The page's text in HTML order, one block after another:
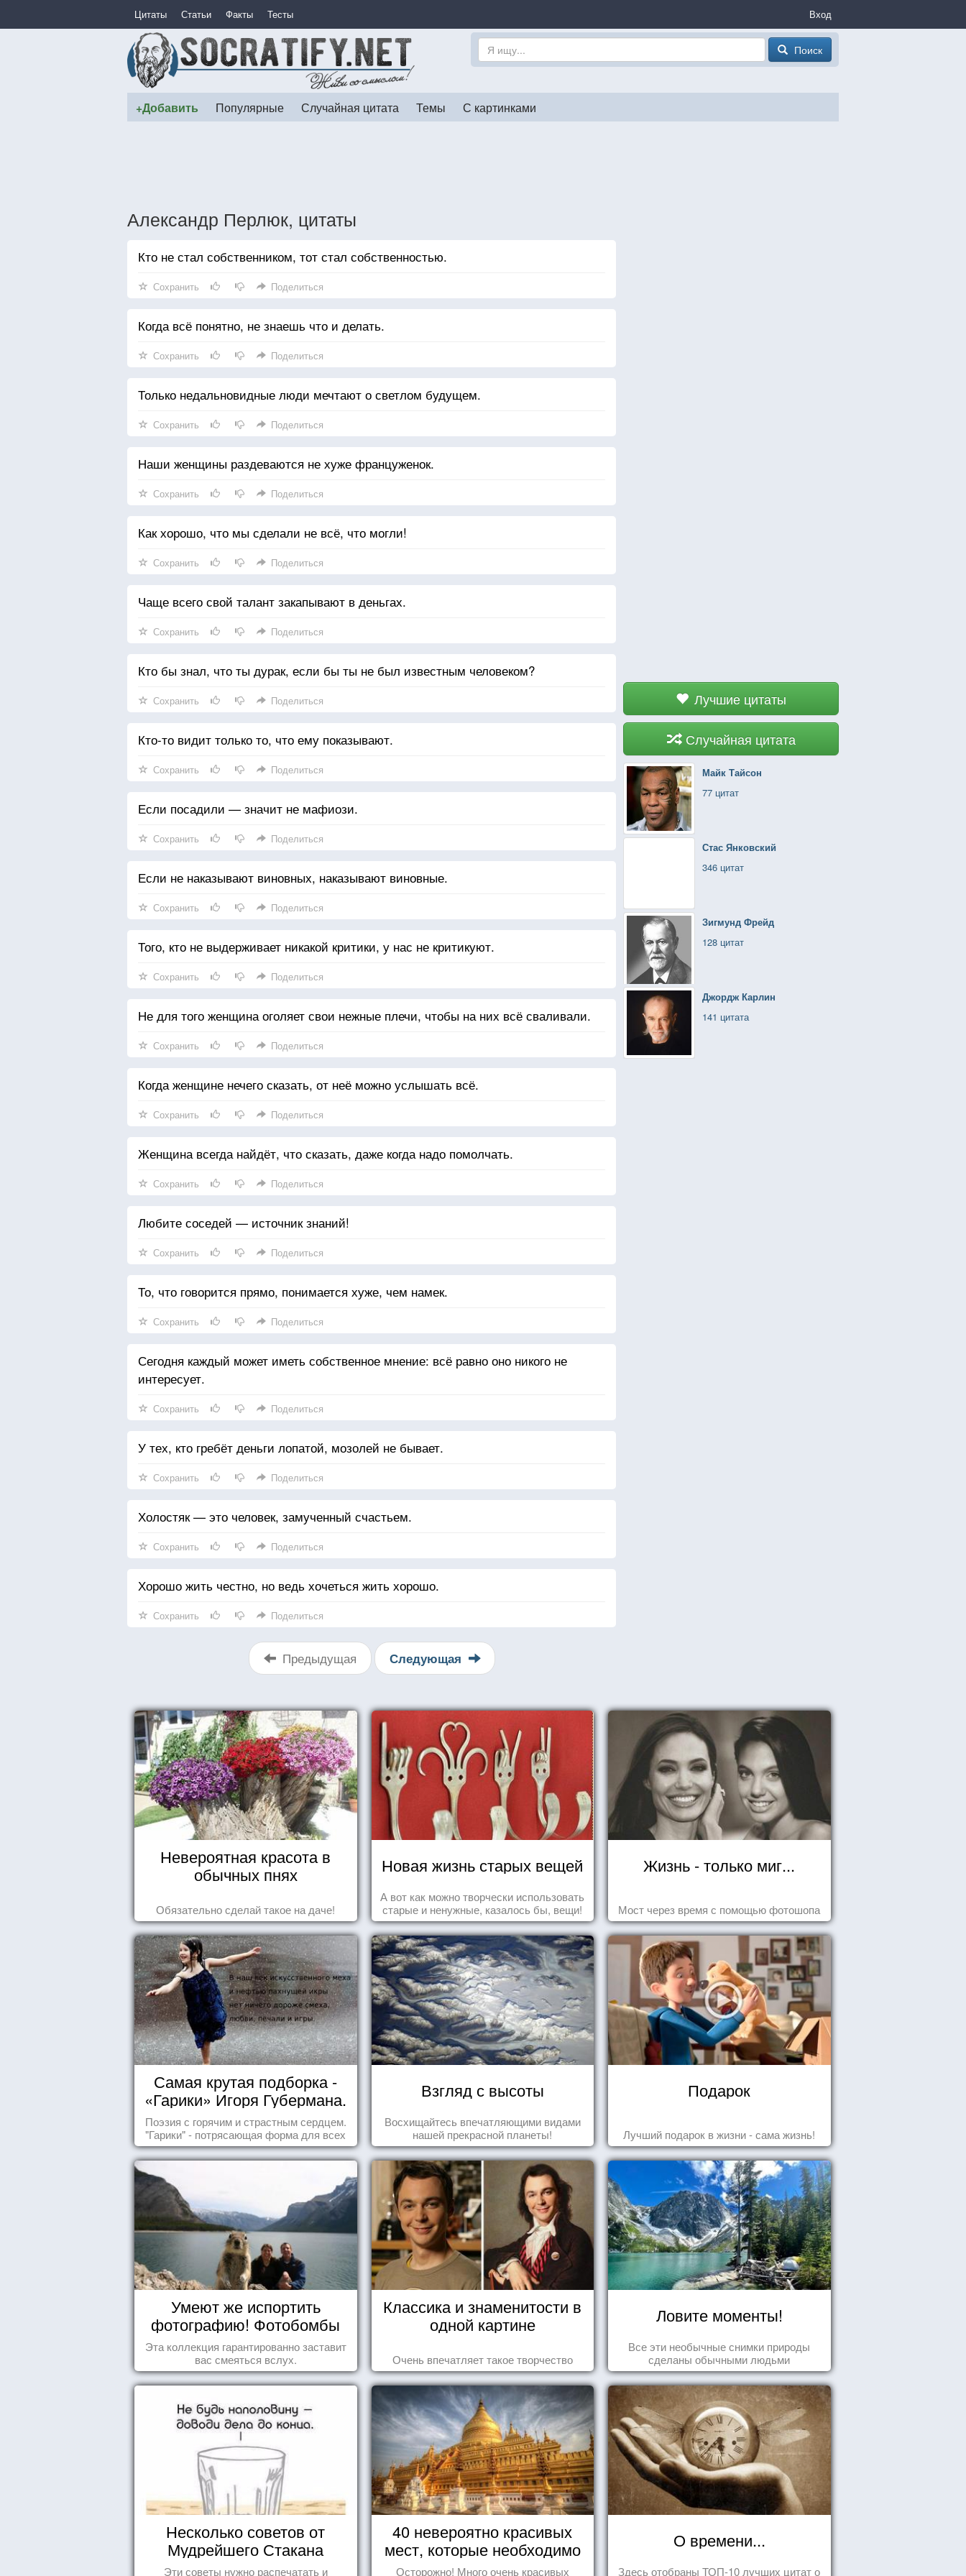
Цитаты Статьи Факты Тесты Вход
Поиск
+Добавить Популярные Случайная цитата Темы С картинками
Александр Перлюк, цитаты
Лучшие цитаты
Случайная цитата
Майк Тайсон
77 цитат
Стас Янковский
346 цитат
Зигмунд Фрейд
128 цитат
Джордж Карлин
141 цитата
Кто не стал собственником, тот стал собственностью.
Сохранить Поделиться
Когда всё понятно, не знаешь что и делать.
Сохранить Поделиться
Только недальновидные люди мечтают о светлом будущем.
Сохранить Поделиться
Наши женщины раздеваются не хуже француженок.
Сохранить Поделиться
Как хорошо, что мы сделали не всё, что могли!
Сохранить Поделиться
Чаще всего свой талант закапывают в деньгах.
Сохранить Поделиться
Кто бы знал, что ты дурак, если бы ты не был известным человеком?
Сохранить Поделиться
Кто-то видит только то, что ему показывают.
Сохранить Поделиться
Если посадили — значит не мафиози.
Сохранить Поделиться
Если не наказывают виновных, наказывают виновные.
Сохранить Поделиться
Того, кто не выдерживает никакой критики, у нас не критикуют.
Сохранить Поделиться
Не для того женщина оголяет свои нежные плечи, чтобы на них всё сваливали.
Сохранить Поделиться
Когда женщине нечего сказать, от неё можно услышать всё.
Сохранить Поделиться
Женщина всегда найдёт, что сказать, даже когда надо помолчать.
Сохранить Поделиться
Любите соседей — источник знаний!
Сохранить Поделиться
То, что говорится прямо, понимается хуже, чем намек.
Сохранить Поделиться
Сегодня каждый может иметь собственное мнение: всё равно оно никого не
интересует.
Сохранить Поделиться
У тех, кто гребёт деньги лопатой, мозолей не бывает.
Сохранить Поделиться
Холостяк — это человек, замученный счастьем.
Сохранить Поделиться
Хорошо жить честно, но ведь хочеться жить хорошо.
Сохранить Поделиться
Предыдущая Следующая
Невероятная красота в
обычных пнях
Обязательно сделай такое на даче!
Новая жизнь старых вещей
А вот как можно творчески использовать
старые и ненужные, казалось бы, вещи!
Жизнь - только миг...
Мост через время с помощью фотошопа
Самая крутая подборка -
«Гарики» Игоря Губермана.
Читайте, получайте
удовольствие!
Поэзия с горячим и страстным сердцем.
"Гарики" - потрясающая форма для всех
случаев жизни.
Взгляд с высоты
Восхищайтесь впечатляющими видами
нашей прекрасной планеты!
Подарок
Лучший подарок в жизни - сама жизнь!
Умеют же испортить
фотографию! Фотобомбы
животных
Эта коллекция гарантированно заставит
вас смеяться вслух.
Классика и знаменитости в
одной картине
Очень впечатляет такое творчество
Ловите моменты!
Все эти необычные снимки природы
сделаны обычными людьми
Несколько советов от
Мудрейшего Стакана
Эти советы нужно распечатать и
40 невероятно красивых
мест, которые необходимо
увидеть пока вы живы
Осторожно! Много очень красивых
О времени...
Здесь отобраны ТОП-10 лучших цитат о